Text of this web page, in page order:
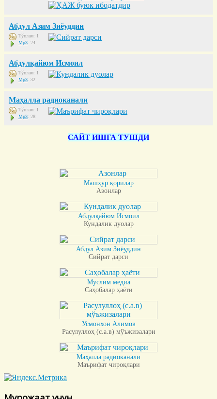
Абдул Азим Зиёуддин
Тўплам: 1
Mp3: 24
Абдулқайюм Исмоил
Тўплам: 1
Mp3: 32
Маҳалла радиоканали
Тўплам: 1
Mp3: 28
САЙТ ИШГА ТУШДИ
Машҳур қорилар
Азонлар
Абдулқайюм Исмоил
Кундалик дуолар
Абдул Азим Зиёуддин
Сийрат дарси
Муслим медиа
Саҳобалар ҳаёти
Усмонхон Алимов
Расулуллоҳ (с.а.в) мўъжизалари
Маҳалла радиоканали
Маърифат чироқлари